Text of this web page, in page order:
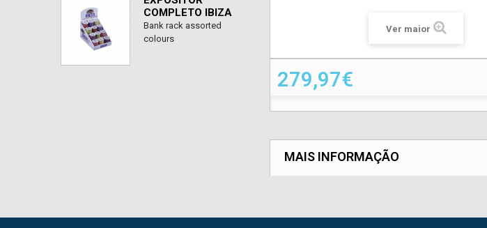
COMPLETO IBIZA
Bank rack assorted
colours
Ver maior
279,97€
MAIS INFORMAÇÃO